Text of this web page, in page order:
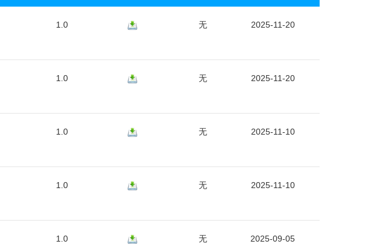
1.0 无 2025-11-20
1.0 无 2025-11-20
1.0 无 2025-11-10
1.0 无 2025-11-10
1.0 无 2025-09-05